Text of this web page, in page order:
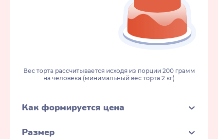
Вес торта рассчитывается исходя из порции 200 грамм
на человека (минимальный вес торта 2 кг)
Как формируется цена
Размер